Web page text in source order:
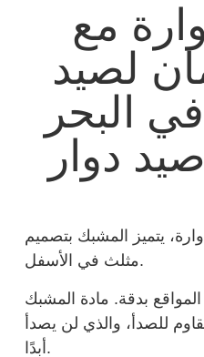
مع
لصيد
البحر
دوار
يتميز المشبك بتصميم
مثلث في الأسفل.
المواقع بدقة. مادة المشبك
للصدأ، والذي لن يصدأ
أبدًا.